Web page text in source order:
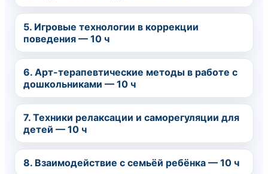
5. Игровые технологии в коррекции
поведения — 10 ч
6. Арт-терапевтические методы в работе с
дошкольниками — 10 ч
7. Техники релаксации и саморегуляции для
детей — 10 ч
8. Взаимодействие с семьёй ребёнка — 10 ч